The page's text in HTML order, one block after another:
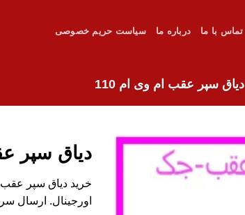
تماس با ما درباره ما سیاست حریم خصوصی
دیاق سپر عقب ام وی ام 110
دیاق سپر
اورجینال. ارسال